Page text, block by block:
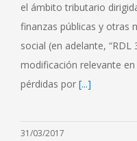
el ámbito tributario
finanzas públicas y otras
social (en adelante,
modificación relevante
pérdidas por [...]
31/03/2017